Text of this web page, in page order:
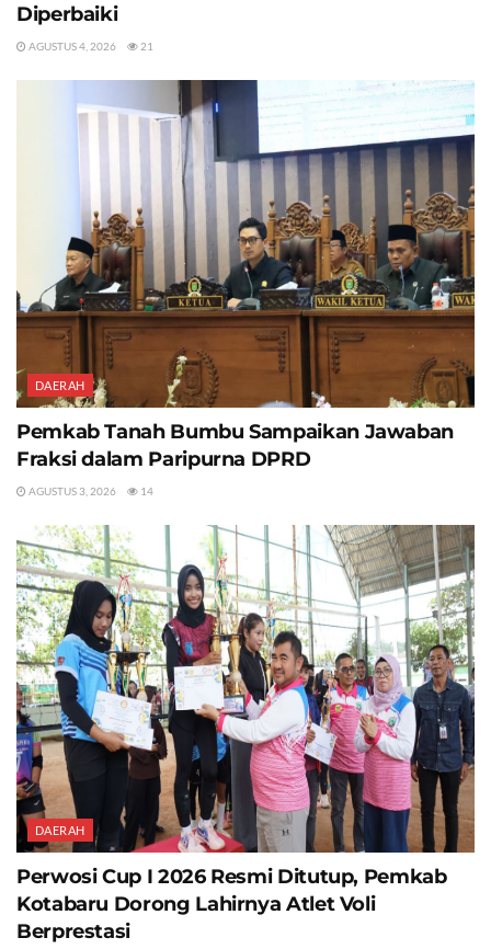
Diperbaiki
AGUSTUS 4, 2026 21
DAERAH
Pemkab Tanah Bumbu Sampaikan Jawaban
Fraksi dalam Paripurna DPRD
AGUSTUS 3, 2026 14
DAERAH
Perwosi Cup I 2026 Resmi Ditutup, Pemkab
Kotabaru Dorong Lahirnya Atlet Voli
Berprestasi